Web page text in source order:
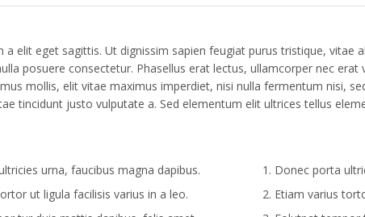
a elit eget sagittis. Ut dignissim sapien feugiat purus tristique, vitae
posuere consectetur. Phasellus erat lectus, ullamcorper nec erat
mollis, elit vitae maximus imperdiet, nisi nulla fermentum nisi,
tincidunt justo vulputate a. Sed elementum elit ultrices tellus
urna, faucibus magna dapibus.
ut ligula facilisis varius in a leo.
Donec porta
Etiam varius